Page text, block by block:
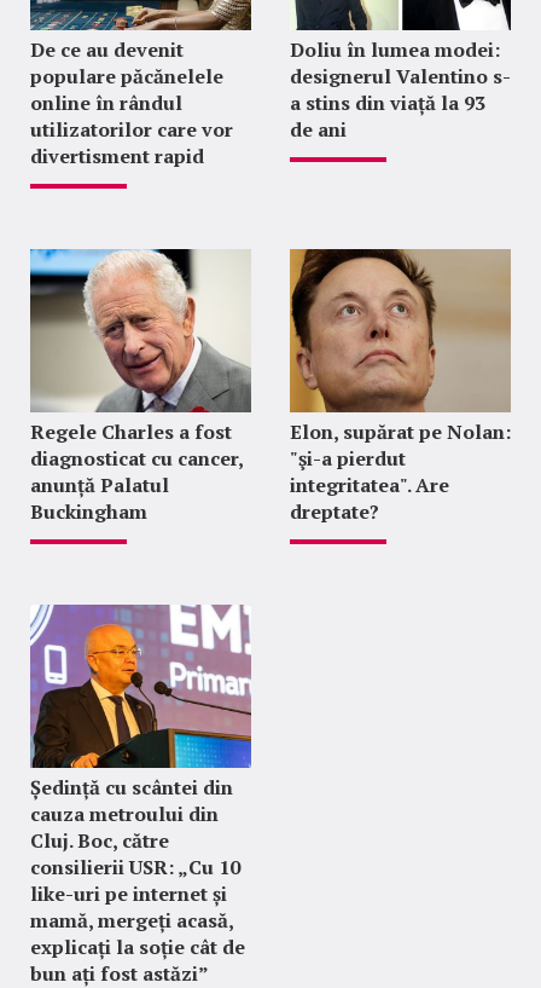
De ce au devenit
populare păcănelele
online în rândul
utilizatorilor care vor
divertisment rapid
Doliu în lumea modei:
designerul Valentino s-
a stins din viață la 93
de ani
Regele Charles a fost
diagnosticat cu cancer,
anunță Palatul
Buckingham
Elon, supărat pe Nolan:
"şi-a pierdut
integritatea". Are
dreptate?
Ședință cu scântei din
cauza metroului din
Cluj. Boc, către
consilierii USR: „Cu 10
like-uri pe internet și
mamă, mergeți acasă,
explicați la soție cât de
bun ați fost astăzi”